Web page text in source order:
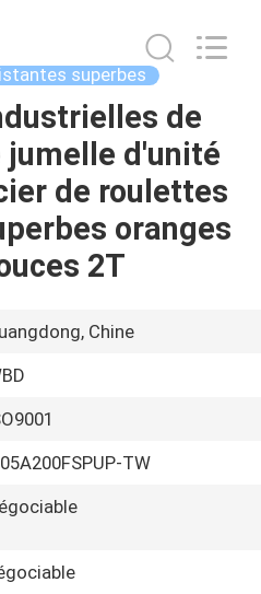
superbes
de
jumelle d'unité
de roulettes
oranges
2T
Chine
TW